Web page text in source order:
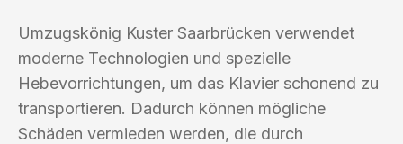
Umzugskönig Kuster Saarbrücken verwendet
moderne Technologien und spezielle
Hebevorrichtungen, um das Klavier schonend zu
transportieren. Dadurch können mögliche
Schäden vermieden werden, die durch